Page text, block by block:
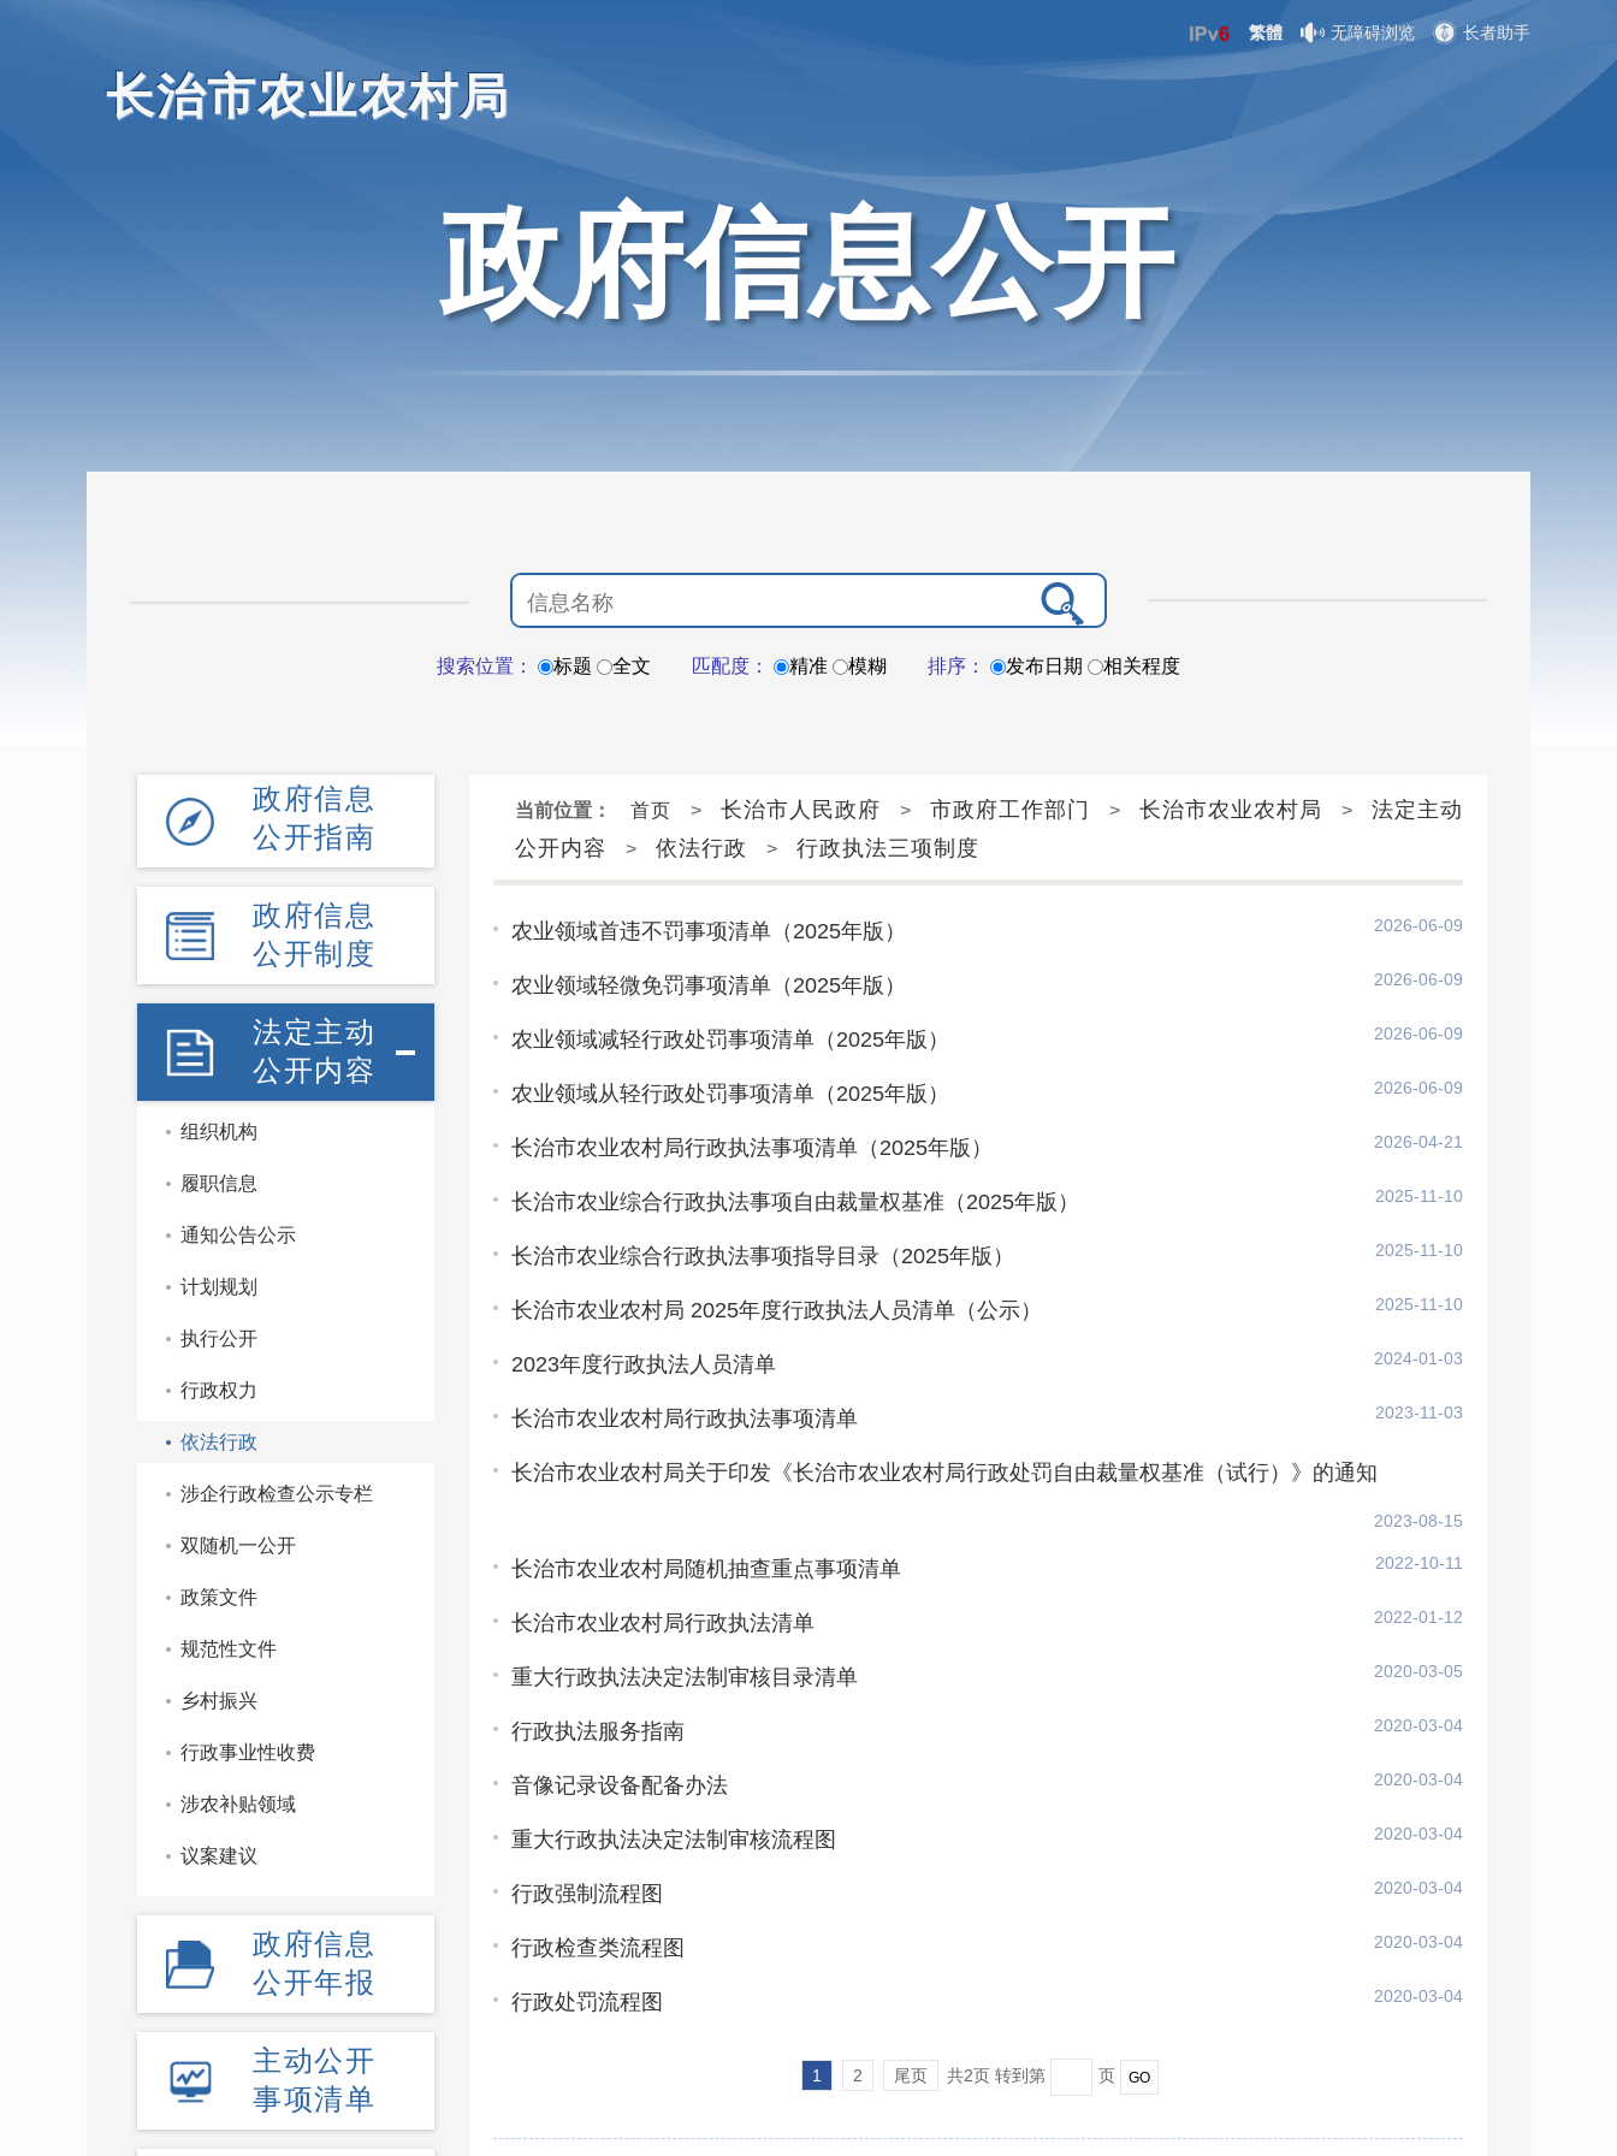
长治市农业农村局
繁體 无障碍浏览 长者助手
政府信息公开
搜索位置： 标题 全文 匹配度： 精准 模糊 排序： 发布日期 相关程度
政府信息
公开指南
政府信息
公开制度
法定主动
公开内容
组织机构
履职信息
通知公告公示
计划规划
执行公开
行政权力
依法行政
涉企行政检查公示专栏
双随机一公开
政策文件
规范性文件
乡村振兴
行政事业性收费
涉农补贴领域
议案建议
政府信息
公开年报
主动公开
事项清单
当前位置： 首页 > 长治市人民政府 > 市政府工作部门 > 长治市农业农村局 >
法定主动
公开内容
> 依法行政 > 行政执法三项制度
农业领域首违不罚事项清单（2025年版） 2026-06-09
农业领域轻微免罚事项清单（2025年版） 2026-06-09
农业领域减轻行政处罚事项清单（2025年版） 2026-06-09
农业领域从轻行政处罚事项清单（2025年版） 2026-06-09
长治市农业农村局行政执法事项清单（2025年版） 2026-04-21
长治市农业综合行政执法事项自由裁量权基准（2025年版） 2025-11-10
长治市农业综合行政执法事项指导目录（2025年版） 2025-11-10
长治市农业农村局 2025年度行政执法人员清单（公示） 2025-11-10
2023年度行政执法人员清单 2024-01-03
长治市农业农村局行政执法事项清单 2023-11-03
长治市农业农村局关于印发《长治市农业农村局行政处罚自由裁量权基准（试行）》的通知
2023-08-15
长治市农业农村局随机抽查重点事项清单 2022-10-11
长治市农业农村局行政执法清单 2022-01-12
重大行政执法决定法制审核目录清单 2020-03-05
行政执法服务指南 2020-03-04
音像记录设备配备办法 2020-03-04
重大行政执法决定法制审核流程图 2020-03-04
行政强制流程图 2020-03-04
行政检查类流程图 2020-03-04
行政处罚流程图 2020-03-04
1 2 尾页 共2页 转到第 页